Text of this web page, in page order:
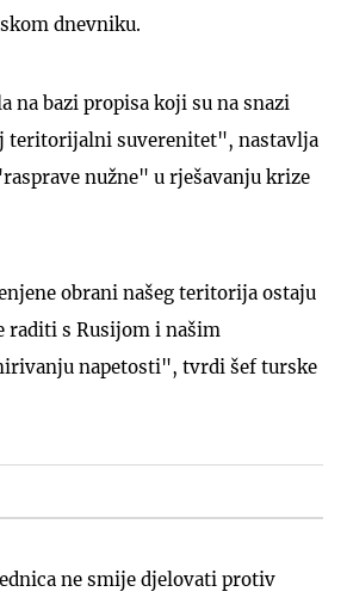
dnevniku.
na bazi propisa koji su na snazi
teritorijalni suverenitet", nastavlja
nužne" u rješavanju krize
obrani našeg teritorija ostaju
raditi s Rusijom i našim
napetosti", tvrdi šef turske
ne smije djelovati protiv